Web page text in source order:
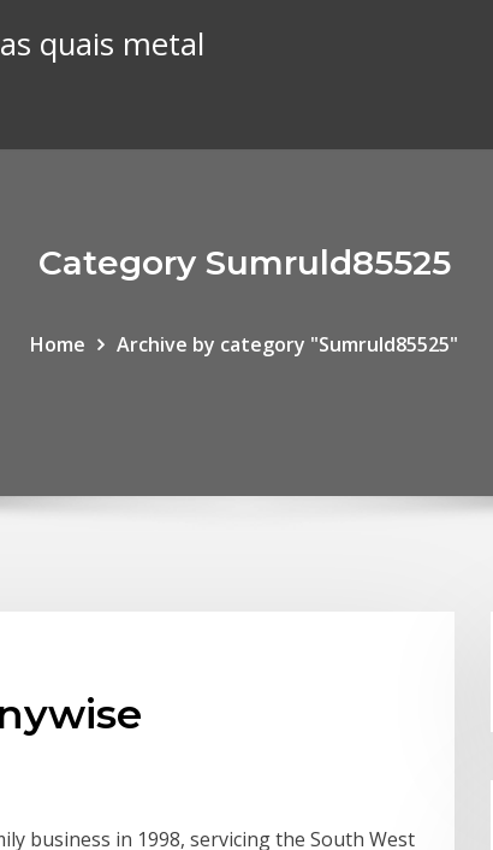
quais metal
Category Sumruld85525
Home Archive by category "Sumruld85525"
business in 1998, servicing the South West